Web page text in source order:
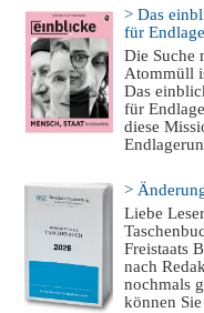
> Das
für
Die Suche
Atommüll
Das
für
diese
>
Liebe
Freistaats
nach
nochmals
können